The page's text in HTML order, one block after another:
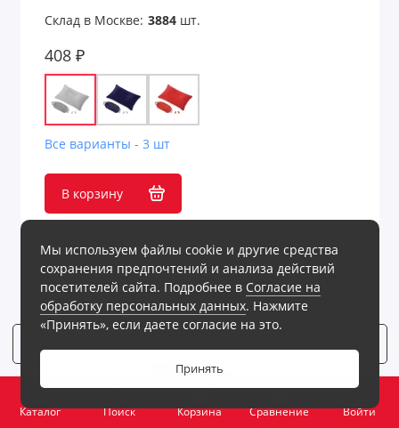
Каталог Поиск Корзина
0
Сравнение
Войти
Склад в Москве: 3884шт.
408 ₽
Все варианты - 3 шт
В корзину
Мы используем файлы cookie и другие средства
сохранения предпочтений и анализа действий
посетителей сайта. Подробнее в Согласие на
обработку персональных данных. Нажмите
«Принять», если даете согласие на это.
Принять